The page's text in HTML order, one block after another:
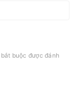
buộc được đánh